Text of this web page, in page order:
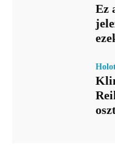
Ez